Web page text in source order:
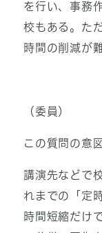
を行い、事務
校もある。た
時間の削減が
（委員）
この質問の意
講演先などで
れまでの「定
時間短縮だけ